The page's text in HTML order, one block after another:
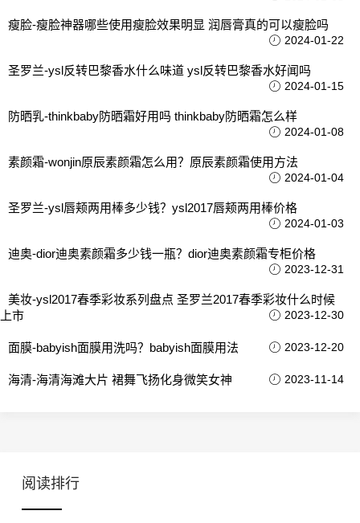
瘦脸-瘦脸神器哪些使用瘦脸效果明显 润唇膏真的可以瘦脸吗
2024-01-22
圣罗兰-ysl反转巴黎香水什么味道 ysl反转巴黎香水好闻吗
2024-01-15
防晒乳-thinkbaby防晒霜好用吗 thinkbaby防晒霜怎么样
2024-01-08
素颜霜-wonjin原辰素颜霜怎么用？原辰素颜霜使用方法
2024-01-04
圣罗兰-ysl唇颊两用棒多少钱？ysl2017唇颊两用棒价格
2024-01-03
迪奥-dior迪奥素颜霜多少钱一瓶？dior迪奥素颜霜专柜价格
2023-12-31
美妆-ysl2017春季彩妆系列盘点 圣罗兰2017春季彩妆什么时候
上市
2023-12-30
面膜-babyish面膜用洗吗？babyish面膜用法 2023-12-20
海清-海清海滩大片 裙舞飞扬化身微笑女神 2023-11-14
阅读排行